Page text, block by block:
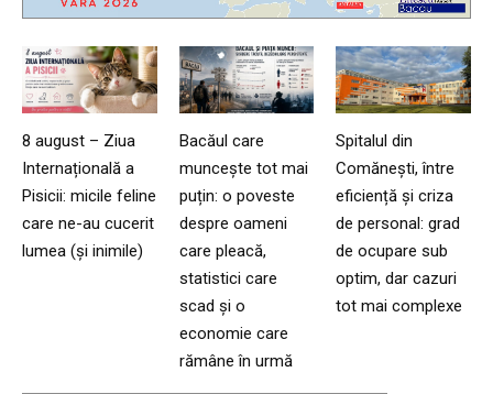
8 august – Ziua
Internațională a
Pisicii: micile feline
care ne-au cucerit
lumea (și inimile)
Bacăul care
muncește tot mai
puțin: o poveste
despre oameni
care pleacă,
statistici care
scad și o
economie care
rămâne în urmă
Spitalul din
Comănești, între
eficiență și criza
de personal: grad
de ocupare sub
optim, dar cazuri
tot mai complexe